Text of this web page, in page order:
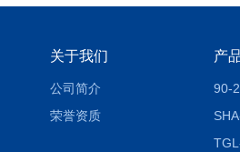
关于我们
公司简介
荣誉资质
产
90-